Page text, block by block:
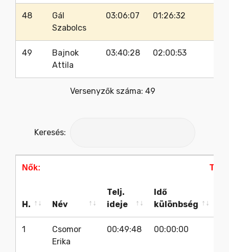
48
Gál
Szabolcs
03:06:07 01:26:32
49
Bajnok
Attila
03:40:28 02:00:53
Versenyzők száma: 49
Keresés:
Nők: Táv:
H. Név
Telj.
ideje
Idő
különbség
ideje
különbség
1
Csomor
Erika
00:49:48 00:00:00